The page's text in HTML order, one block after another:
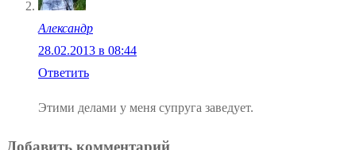
Александр
28.02.2013 в 08:44
Ответить
Этими делами у меня супруга заведует.
Добавить комментарий